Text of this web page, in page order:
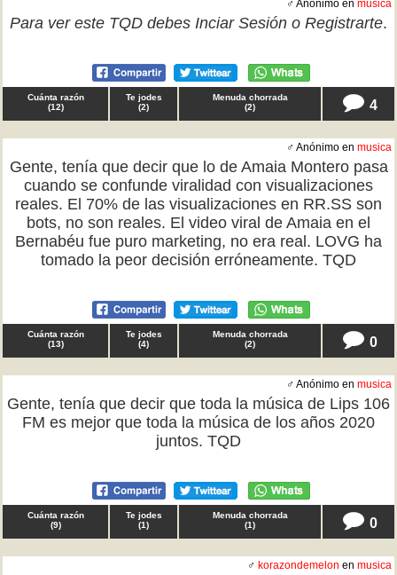
♂ Anónimo en musica
Para ver este TQD debes Inciar Sesión o Registrarte.
Cuánta razón
(12)
Te jodes
(2)
Menuda chorrada
(2) 4
♂ Anónimo en musica
Gente, tenía que decir que lo de Amaia Montero pasa
cuando se confunde viralidad con visualizaciones
reales. El 70% de las visualizaciones en RR.SS son
bots, no son reales. El video viral de Amaia en el
Bernabéu fue puro marketing, no era real. LOVG ha
tomado la peor decisión erróneamente. TQD
Cuánta razón
(13)
Te jodes
(4)
Menuda chorrada
(2) 0
♂ Anónimo en musica
Gente, tenía que decir que toda la música de Lips 106
FM es mejor que toda la música de los años 2020
juntos. TQD
Cuánta razón
(9)
Te jodes
(1)
Menuda chorrada
(1) 0
♂ korazondemelon en musica